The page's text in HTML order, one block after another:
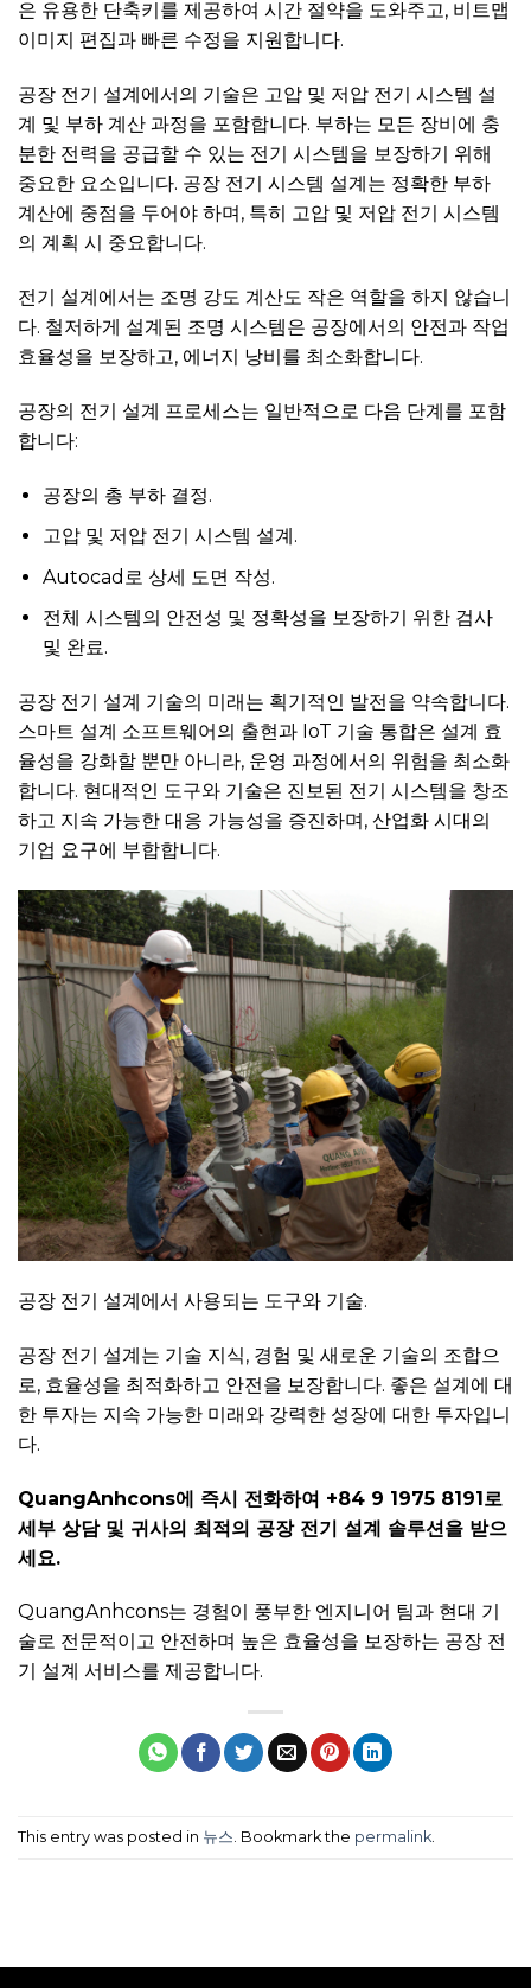
은 유용한 단축키를 제공하여 시간 절약을 도와주고, 비트맵
이미지 편집과 빠른 수정을 지원합니다.
공장 전기 설계에서의 기술은 고압 및 저압 전기 시스템 설
계 및 부하 계산 과정을 포함합니다. 부하는 모든 장비에 충
분한 전력을 공급할 수 있는 전기 시스템을 보장하기 위해
중요한 요소입니다. 공장 전기 시스템 설계는 정확한 부하
계산에 중점을 두어야 하며, 특히 고압 및 저압 전기 시스템
의 계획 시 중요합니다.
전기 설계에서는 조명 강도 계산도 작은 역할을 하지 않습니
다. 철저하게 설계된 조명 시스템은 공장에서의 안전과 작업
효율성을 보장하고, 에너지 낭비를 최소화합니다.
공장의 전기 설계 프로세스는 일반적으로 다음 단계를 포함
합니다:
공장의 총 부하 결정.
고압 및 저압 전기 시스템 설계.
Autocad로 상세 도면 작성.
전체 시스템의 안전성 및 정확성을 보장하기 위한 검사
및 완료.
공장 전기 설계 기술의 미래는 획기적인 발전을 약속합니다.
스마트 설계 소프트웨어의 출현과 IoT 기술 통합은 설계 효
율성을 강화할 뿐만 아니라, 운영 과정에서의 위험을 최소화
합니다. 현대적인 도구와 기술은 진보된 전기 시스템을 창조
하고 지속 가능한 대응 가능성을 증진하며, 산업화 시대의
기업 요구에 부합합니다.
공장 전기 설계에서 사용되는 도구와 기술.
공장 전기 설계는 기술 지식, 경험 및 새로운 기술의 조합으
로, 효율성을 최적화하고 안전을 보장합니다. 좋은 설계에 대
한 투자는 지속 가능한 미래와 강력한 성장에 대한 투자입니
다.
QuangAnhcons에 즉시 전화하여 +84 9 1975 8191로
세부 상담 및 귀사의 최적의 공장 전기 설계 솔루션을 받으
세요.
QuangAnhcons는 경험이 풍부한 엔지니어 팀과 현대 기
술로 전문적이고 안전하며 높은 효율성을 보장하는 공장 전
기 설계 서비스를 제공합니다.
This entry was posted in 뉴스 . Bookmark the permalink